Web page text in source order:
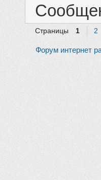
Страницы 1 2
Форум интернет